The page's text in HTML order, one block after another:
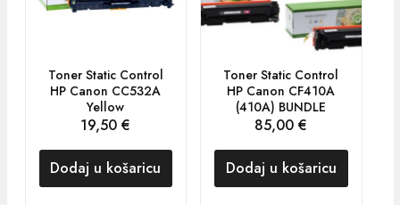
Toner Static Control
HP Canon CC532A
Yellow
19,50€
Dodaj u košaricu
Toner Static Control
HP Canon CF410A
(410A) BUNDLE
85,00€
Dodaj u košaricu